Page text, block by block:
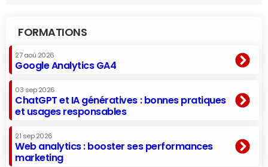
FORMATIONS
27 aoû 2026
Google Analytics GA4
03 sep 2026
ChatGPT et IA génératives : bonnes pratiques
et usages responsables
21 sep 2026
Web analytics : booster ses performances
marketing